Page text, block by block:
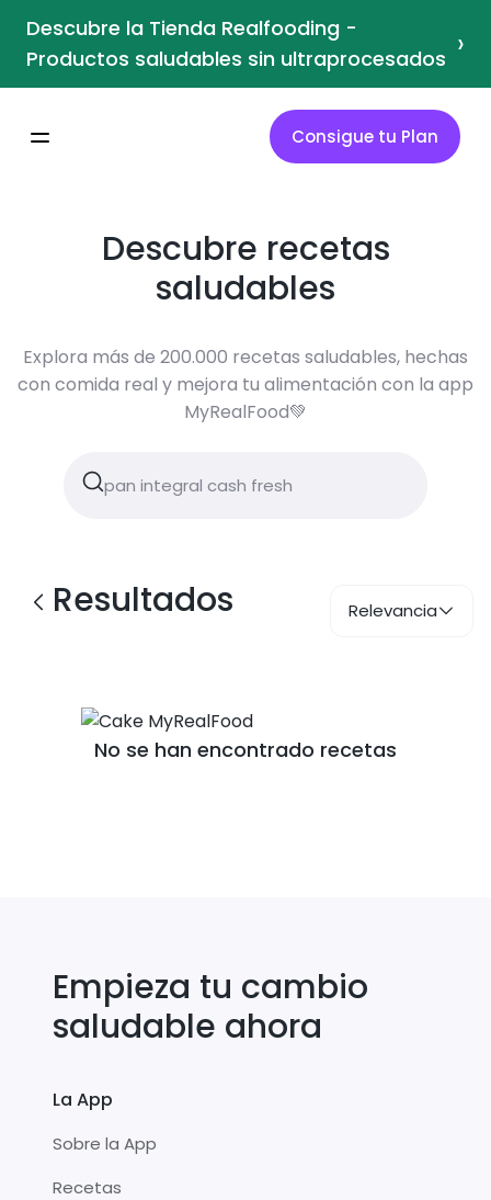
Descubre la Tienda Realfooding -
Productos saludables sin ultraprocesados ›
Consigue tu Plan
Descubre recetas
saludables
Explora más de 200.000 recetas saludables, hechas
con comida real y mejora tu alimentación con la app
MyRealFood💚
Resultados Relevancia
No se han encontrado recetas
Empieza tu cambio
saludable ahora
La App
Sobre la App
Recetas